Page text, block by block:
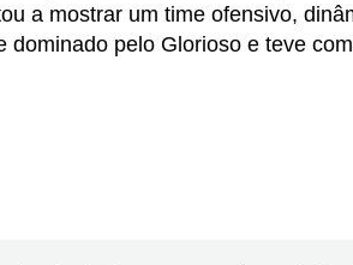
a mostrar um time ofensivo,
dominado pelo Glorioso e teve